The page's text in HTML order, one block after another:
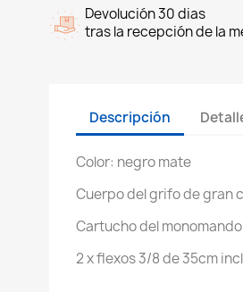
Devolución 30 dias
tras la recepción de la
Descripción
Color: negro mate
Cuerpo del grifo de gran
Cartucho del
2 x flexos 3/8 de 35cm